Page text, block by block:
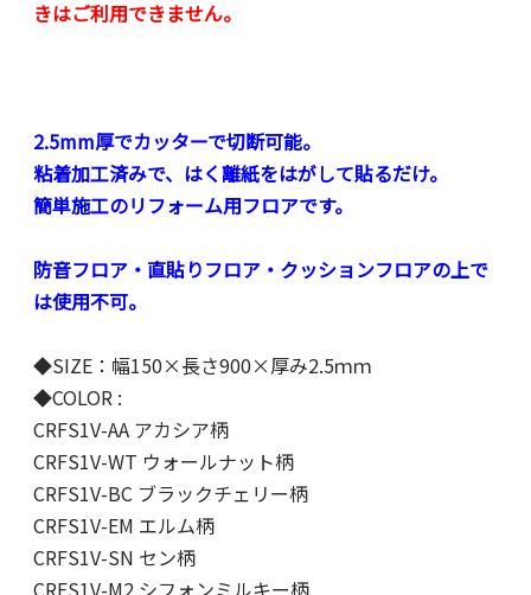
きはご利用できません。
2.5mm厚でカッターで切断可能。
粘着加工済みで、はく離紙をはがして貼るだけ。
簡単施工のリフォーム用フロアです。
防音フロア・直貼りフロア・クッションフロアの上で
は使用不可。
◆SIZE：幅150×長さ900×厚み2.5ｍｍ
◆COLOR :
CRFS1V-AA アカシア柄
CRFS1V-WT ウォールナット柄
CRFS1V-BC ブラックチェリー柄
CRFS1V-EM エルム柄
CRFS1V-SN セン柄
CRFS1V-M2 シフォンミルキー柄